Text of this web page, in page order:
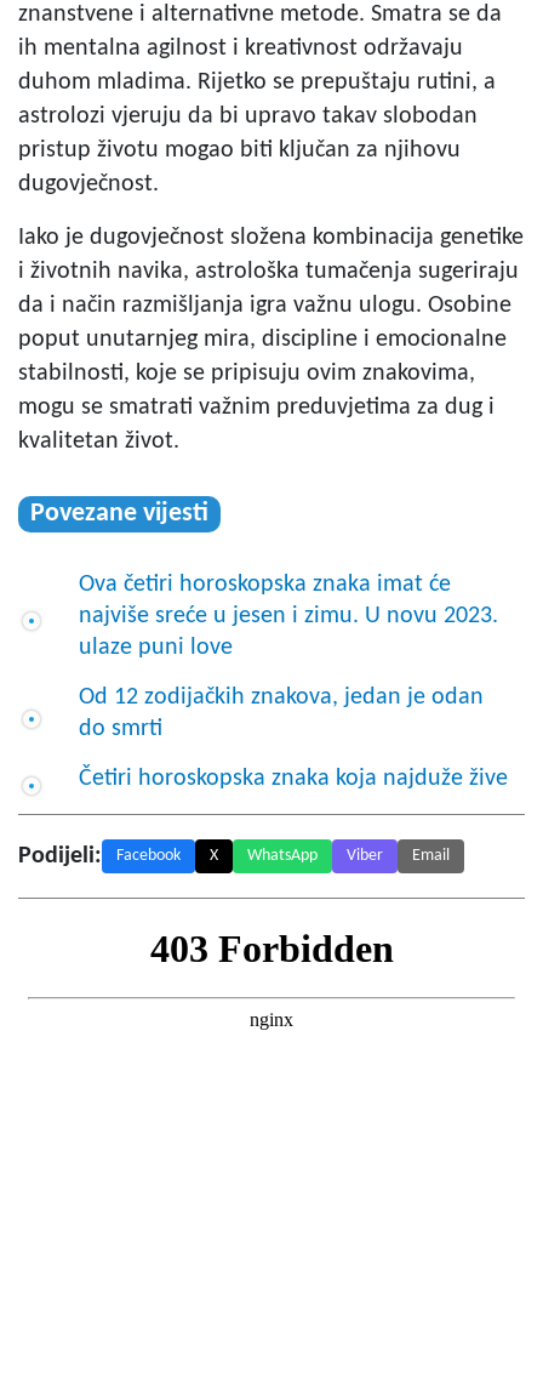
znanstvene i alternativne metode. Smatra se da
ih mentalna agilnost i kreativnost održavaju
duhom mladima. Rijetko se prepuštaju rutini, a
astrolozi vjeruju da bi upravo takav slobodan
pristup životu mogao biti ključan za njihovu
dugovječnost.
Iako je dugovječnost složena kombinacija genetike
i životnih navika, astrološka tumačenja sugeriraju
da i način razmišljanja igra važnu ulogu. Osobine
poput unutarnjeg mira, discipline i emocionalne
stabilnosti, koje se pripisuju ovim znakovima,
mogu se smatrati važnim preduvjetima za dug i
kvalitetan život.
Povezane vijesti
Ova četiri horoskopska znaka imat će
najviše sreće u jesen i zimu. U novu 2023.
ulaze puni love
Od 12 zodijačkih znakova, jedan je odan
do smrti
Četiri horoskopska znaka koja najduže žive
Podijeli: Facebook X WhatsApp Viber Email